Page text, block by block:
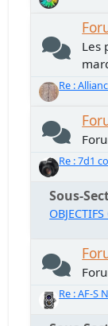
Les
Re :
Re : 7d1
Sous-
Re : AF-S